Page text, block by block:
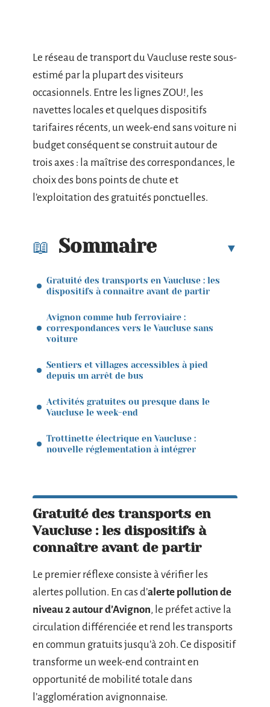
Le réseau de transport du Vaucluse reste sous-
estimé par la plupart des visiteurs
occasionnels. Entre les lignes ZOU!, les
navettes locales et quelques dispositifs
tarifaires récents, un week-end sans voiture ni
budget conséquent se construit autour de
trois axes : la maîtrise des correspondances, le
choix des bons points de chute et
l’exploitation des gratuités ponctuelles.
Sommaire
Gratuité des transports en Vaucluse : les
dispositifs à connaître avant de partir
Avignon comme hub ferroviaire :
correspondances vers le Vaucluse sans
voiture
Sentiers et villages accessibles à pied
depuis un arrêt de bus
Activités gratuites ou presque dans le
Vaucluse le week-end
Trottinette électrique en Vaucluse :
nouvelle réglementation à intégrer
Gratuité des transports en
Vaucluse : les dispositifs à
connaître avant de partir
Le premier réflexe consiste à vérifier les
alertes pollution. En cas d’alerte pollution de
niveau 2 autour d’Avignon, le préfet active la
circulation différenciée et rend les transports
en commun gratuits jusqu’à 20h. Ce dispositif
transforme un week-end contraint en
opportunité de mobilité totale dans
l’agglomération avignonnaise.